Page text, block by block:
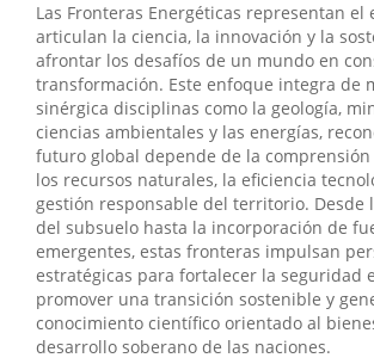
Las Fronteras Energéticas representan el
articulan la ciencia, la innovación y la
afrontar los desafíos de un mundo en
transformación. Este enfoque integra de
sinérgica disciplinas como la geología,
ciencias ambientales y las energías,
futuro global depende de la
los recursos naturales, la eficiencia
gestión responsable del territorio. Desde
del subsuelo hasta la incorporación de
emergentes, estas fronteras impulsan
estratégicas para fortalecer la seguridad
promover una transición sostenible y
conocimiento científico orientado al
desarrollo soberano de las naciones.